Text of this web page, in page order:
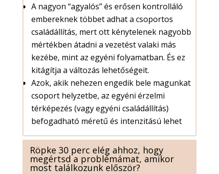
A nagyon “agyalós” és erősen kontrolláló
embereknek többet adhat a csoportos
családállítás, mert ott kénytelenek nagyobb
mértékben átadni a vezetést valaki más
kezébe, mint az egyéni folyamatban. És ez
kitágítja a változás lehetőségeit.
Azok, akik nehezen engedik bele magunkat
csoport helyzetbe, az egyéni érzelmi
térképezés (vagy egyéni családállítás)
befogadható méretű és intenzitású lehet
Röpke 30 perc elég ahhoz, hogy
megértsd a problémámat, amikor
most találkozunk először?